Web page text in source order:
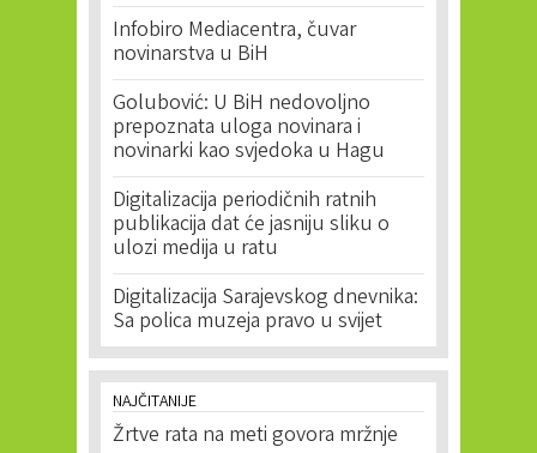
Infobiro Mediacentra, čuvar
novinarstva u BiH
Golubović: U BiH nedovoljno
prepoznata uloga novinara i
novinarki kao svjedoka u Hagu
Digitalizacija periodičnih ratnih
publikacija dat će jasniju sliku o
ulozi medija u ratu
Digitalizacija Sarajevskog dnevnika:
Sa polica muzeja pravo u svijet
NAJČITANIJE
Žrtve rata na meti govora mržnje